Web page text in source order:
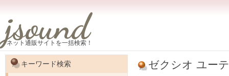
jsound
ネット通販サイトを一括検索！
ゼクシオ ユー
キーワード検索